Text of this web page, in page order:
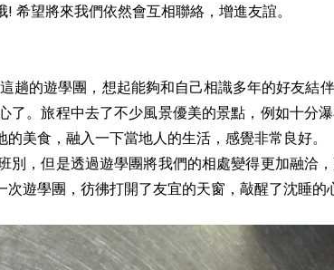
希望將來我們依然會互相聯絡，增進友誼。
的遊學團，想起能夠和自己相識多年的好友結
。旅程中去了不少風景優美的景點，例如十分
美食，融入一下當地人的生活，感覺非常良好。
，但是透過遊學團將我們的相處變得更加融洽
遊學團，彷彿打開了友宜的天窗，敲醒了沈睡的